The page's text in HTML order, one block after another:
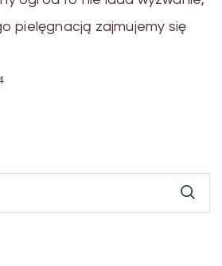
pielęgnacją zajmujemy się